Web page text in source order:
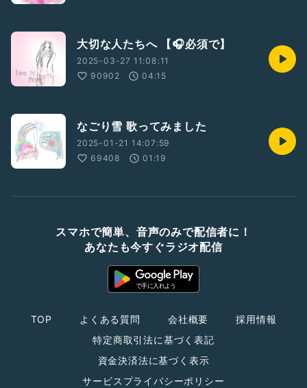
大切な人たちへ 【🎧必須で】
2025-03-27 11:08:11
90902
04:15
なごり雪 歌ってみました
2025-01-21 14:07:59
69408
01:19
スマホで簡単、音声のみで配信者に！
あなたも今すぐラジオ配信
TOP よくある質問 会社概要
採用情報
特定商取引法に基づく表記
資金決済法に基づく表示
サービスプライバシーポリシー